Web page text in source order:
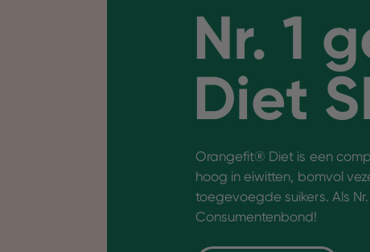
Nr. 1
Diet
Orangefit® Diet is een
hoog in eiwitten, bomvol
toegevoegde suikers. Als
Consumentenbond!